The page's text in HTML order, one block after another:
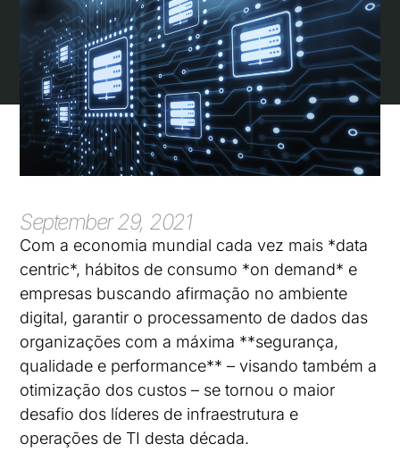
September 29, 2021
Com a economia mundial cada vez mais *data
centric*, hábitos de consumo *on demand* e
empresas buscando afirmação no ambiente
digital, garantir o processamento de dados das
organizações com a máxima **segurança,
qualidade e performance** – visando também a
otimização dos custos – se tornou o maior
desafio dos líderes de infraestrutura e
operações de TI desta década.